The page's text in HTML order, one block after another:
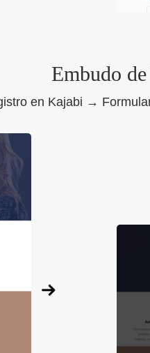
Embudo
en Kajabi →